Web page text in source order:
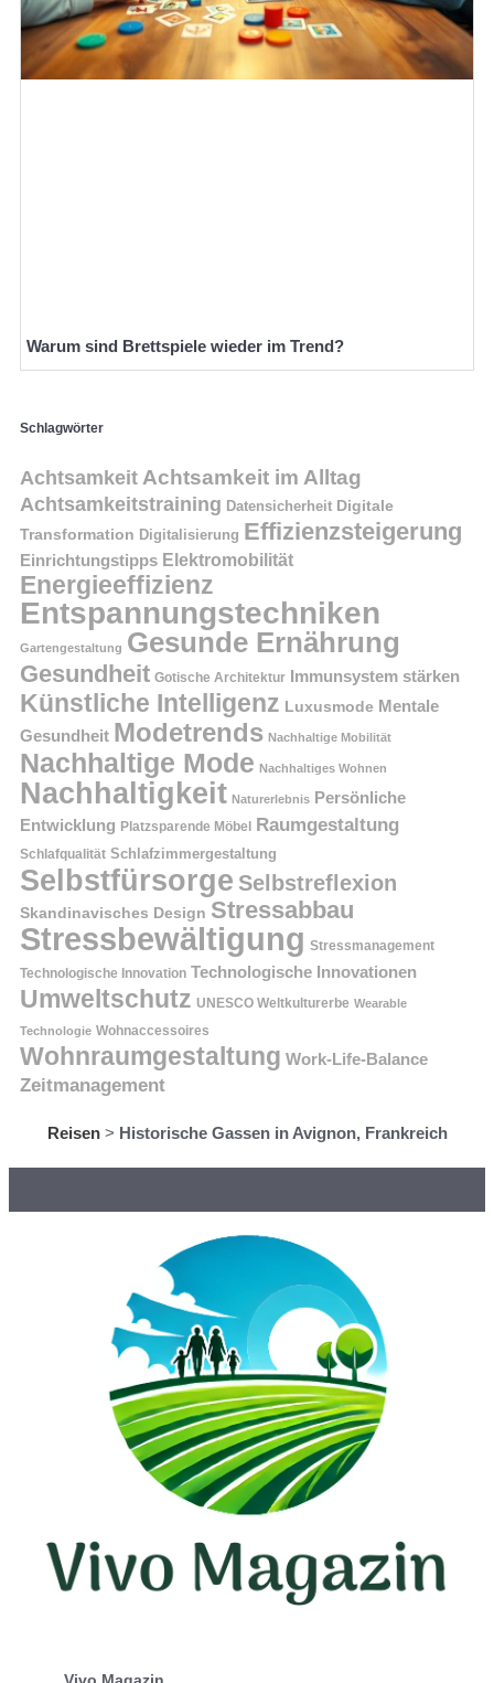
Warum sind Brettspiele wieder im Trend?
Schlagwörter
Achtsamkeit Achtsamkeit im Alltag
Achtsamkeitstraining Datensicherheit Digitale
Transformation Digitalisierung Effizienzsteigerung
Einrichtungstipps Elektromobilität
Energieeffizienz
Entspannungstechniken
Gartengestaltung Gesunde Ernährung
Gesundheit Gotische Architektur Immunsystem stärken
Künstliche Intelligenz Luxusmode Mentale
Gesundheit Modetrends Nachhaltige Mobilität
Nachhaltige Mode Nachhaltiges Wohnen
Nachhaltigkeit Naturerlebnis Persönliche
Entwicklung Platzsparende Möbel Raumgestaltung
Schlafqualität Schlafzimmergestaltung
Selbstfürsorge Selbstreflexion
Skandinavisches Design Stressabbau
Stressbewältigung Stressmanagement
Technologische Innovation Technologische Innovationen
Umweltschutz UNESCO Weltkulturerbe Wearable
Technologie Wohnaccessoires
Wohnraumgestaltung Work-Life-Balance
Zeitmanagement
Reisen> Historische Gassen in Avignon, Frankreich